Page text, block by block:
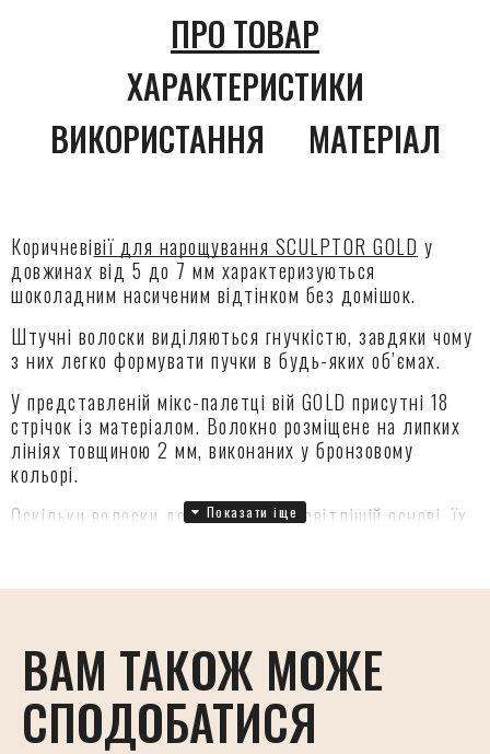
ПРО ТОВАР
ХАРАКТЕРИСТИКИ
ВИКОРИСТАННЯ
МАТЕРІАЛ
Коричневівії для нарощування SCULPTOR GOLD у
довжинах від 5 до 7 мм характеризуються
шоколадним насиченим відтінком без домішок.
Штучні волоски виділяються гнучкістю, завдяки чому
з них легко формувати пучки в будь-яких об’ємах.
У представленій мікс-палетці вій GOLD присутні 18
стрічок із матеріалом. Волокно розміщене на липких
лініях товщиною 2 мм, виконаних у бронзовому
кольорі.
Оскільки волоски добре видно на світлішій основі, їх
ВАМ ТАКОЖ МОЖЕ
СПОДОБАТИСЯ